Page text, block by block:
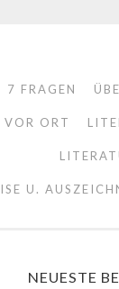
7 FRAGEN
VOR ORT
U.
NEUESTE